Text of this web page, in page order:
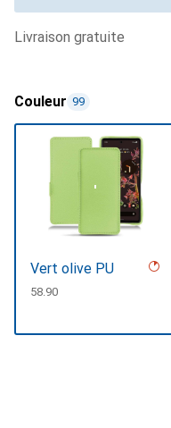
livraison gratuite
Couleur 99
Vert olive PU
CHF
58.90